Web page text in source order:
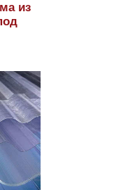
из